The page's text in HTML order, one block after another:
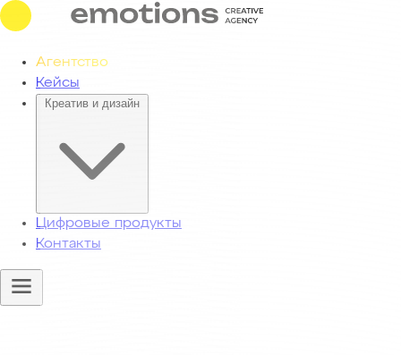
Агентство
Кейсы
Цифровые продукты
Контакты